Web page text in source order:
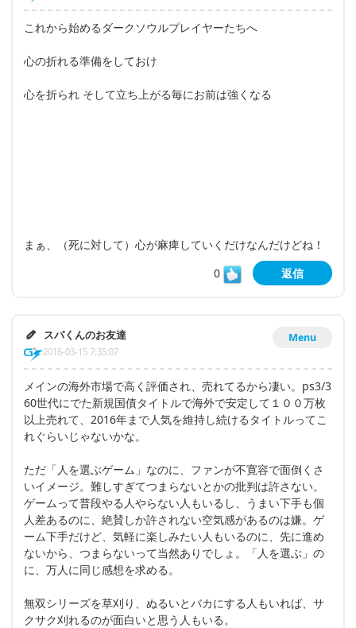
これから始めるダークソウルプレイヤーたちへ
心の折れる準備をしておけ
心を折られ そして立ち上がる毎にお前は強くなる
まぁ、（死に対して）心が麻痺していくだけなんだけどね！
0
返信
Menu
スパくんのお友達
2016-03-15 7:35:07
メインの海外市場で高く評価され、売れてるから凄い。ps3/3
60世代にでた新規国債タイトルで海外で安定して１００万枚
以上売れて、2016年まで人気を維持し続けるタイトルってこ
れぐらいじゃないかな。
ただ「人を選ぶゲーム」なのに、ファンが不寛容で面倒くさ
いイメージ。難しすぎてつまらないとかの批判は許さない。
ゲームって普段やる人やらない人もいるし、うまい下手も個
人差あるのに、絶賛しか許されない空気感があるのは嫌。ゲ
ーム下手だけど、気軽に楽しみたい人もいるのに、先に進め
ないから、つまらないって当然ありでしょ。「人を選ぶ」の
に、万人に同じ感想を求める。
無双シリーズを草刈り、ぬるいとバカにする人もいれば、サ
クサク刈れるのが面白いと思う人もいる。